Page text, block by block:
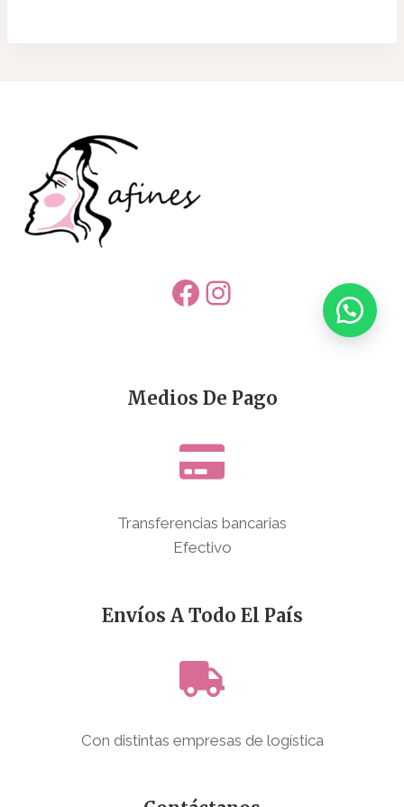
Facebook
Instagram
Medios De Pago
Transferencias bancarias
Efectivo
Envíos A Todo El País
Con distintas empresas de logística